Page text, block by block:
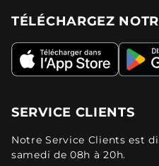
TÉLÉCHARGEZ
SERVICE CLIENTS
Notre Service Clients est
samedi de 08h à 20h.